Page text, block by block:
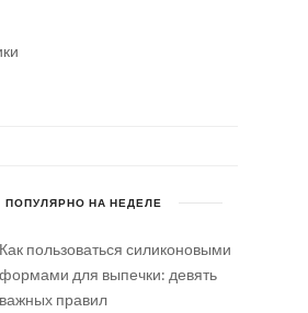
ПОПУЛЯРНО НА НЕДЕЛЕ
Как пользоваться силиконовыми
формами для выпечки: девять
важных правил